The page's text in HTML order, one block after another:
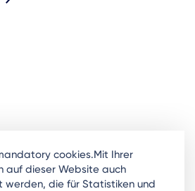
cookies.Mit Ihrer
auf dieser Website auch
werden, die für Statistiken und